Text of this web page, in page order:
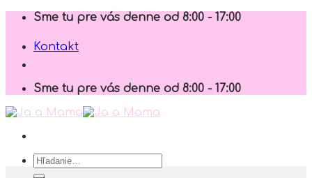
Skip
content
Sme tu pre vás denne od 8:00 - 17:00
Kontakt
Sme tu pre vás denne od 8:00 - 17:00
Hľadať: